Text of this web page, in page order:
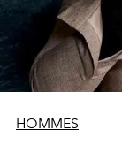
HOMMES